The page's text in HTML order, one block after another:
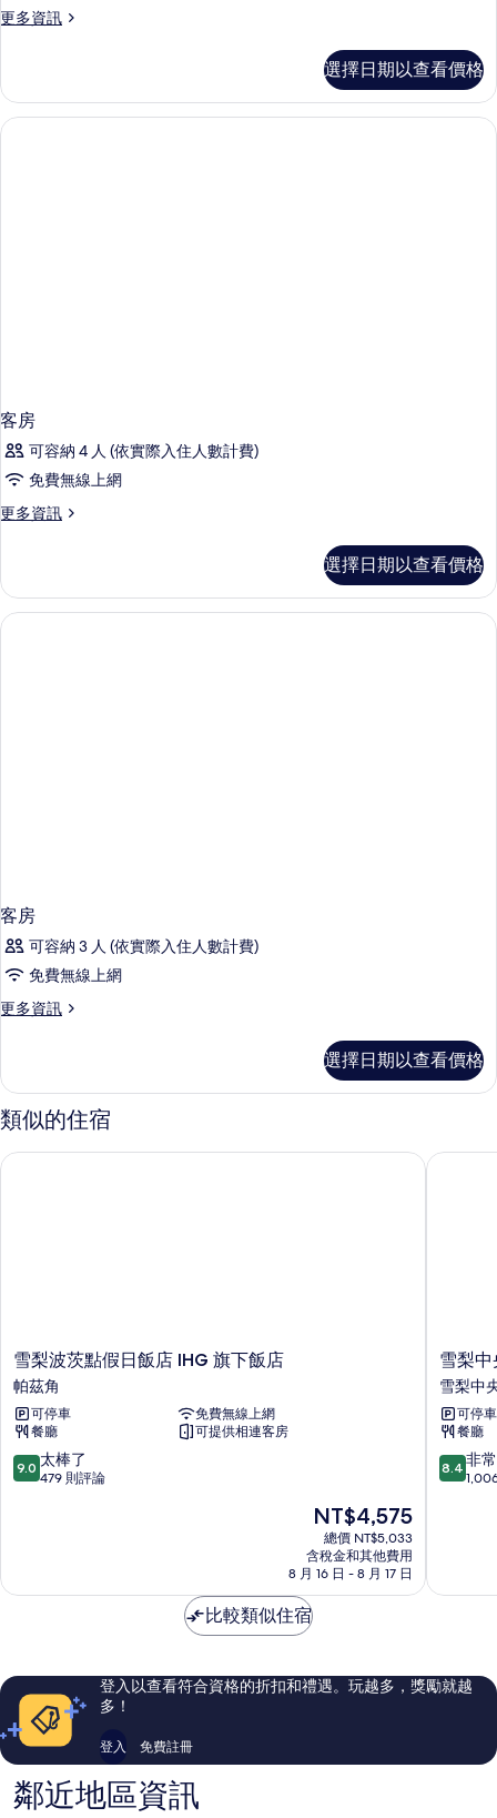
更多資訊
更
的
詳
情
選擇日期以查看價格
客房
可容納 4 人 (依實際入住人數計費)
免費無線上網
更多資訊
更
的
詳
情
選擇日期以查看價格
客房
可容納 3 人 (依實際入住人數計費)
免費無線上網
更多資訊
更
的
詳
情
選擇日期以查看價格
類似的住宿
雪
梨
波
茨
點
假
日
飯
角
雪梨波茨點假日飯店 IHG 旗下飯店
帕茲角
可停車
免費無線上網
餐廳
可提供相連客房
9.0
分，
棒
評
論
9.0 太棒了
479 則評論
現
在
價
格
為
NT$4,575
NT$4,575
總價 NT$5,033
含稅金和其他費用
8 月 16 日 - 8 月 17 日
雪梨波茨點假日飯店 IHG 旗下飯店
雪
梨
中
央
宜
必
思
梨
業
區
雪梨
雪梨中
可停車
餐廳
8.4
分，
常
評
論
8.4 非
雪梨中
比較類似住宿
登入以查看符合資格的折扣和禮遇。玩越多，獎勵就越
多！
登入 免費註冊
鄰近地區資訊